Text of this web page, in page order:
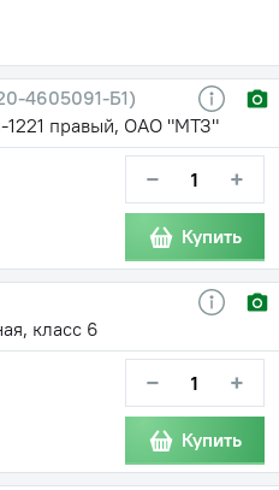
4605091-Б1)
правый, ОАО "МТЗ"
− +
Купить
класс 6
− +
Купить